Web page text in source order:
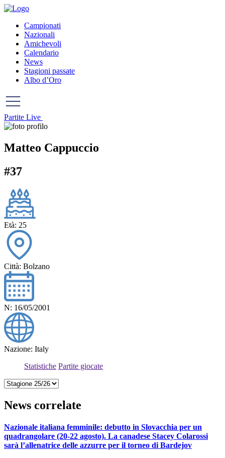
Campionati
Nazionali
Amichevoli
Calendario
News
Stagioni passate
Albo d’Oro
Partite Live
Matteo Cappuccio
#37
Età: 25
Città: Bolzano
N: 16/05/2001
Nazione: Italy
Statistiche Partite giocate
News correlate
Nazionale italiana femminile: debutto in Slovacchia per un
quadrangolare (20-22 agosto). La canadese Stacey Colarossi
sarà l’allenatrice delle azzurre per il torneo di Bardejov